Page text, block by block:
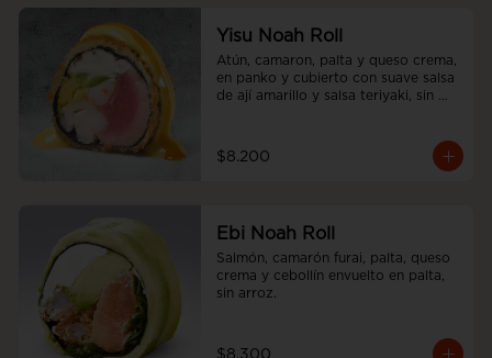
Yisu Noah Roll
Atún, camaron, palta y queso crema,
en panko y cubierto con suave salsa
de ají amarillo y salsa teriyaki, sin
$8.200
Ebi Noah Roll
Salmón, camarón furai, palta, queso
crema y cebollín envuelto en palta,
sin arroz.
$8.300